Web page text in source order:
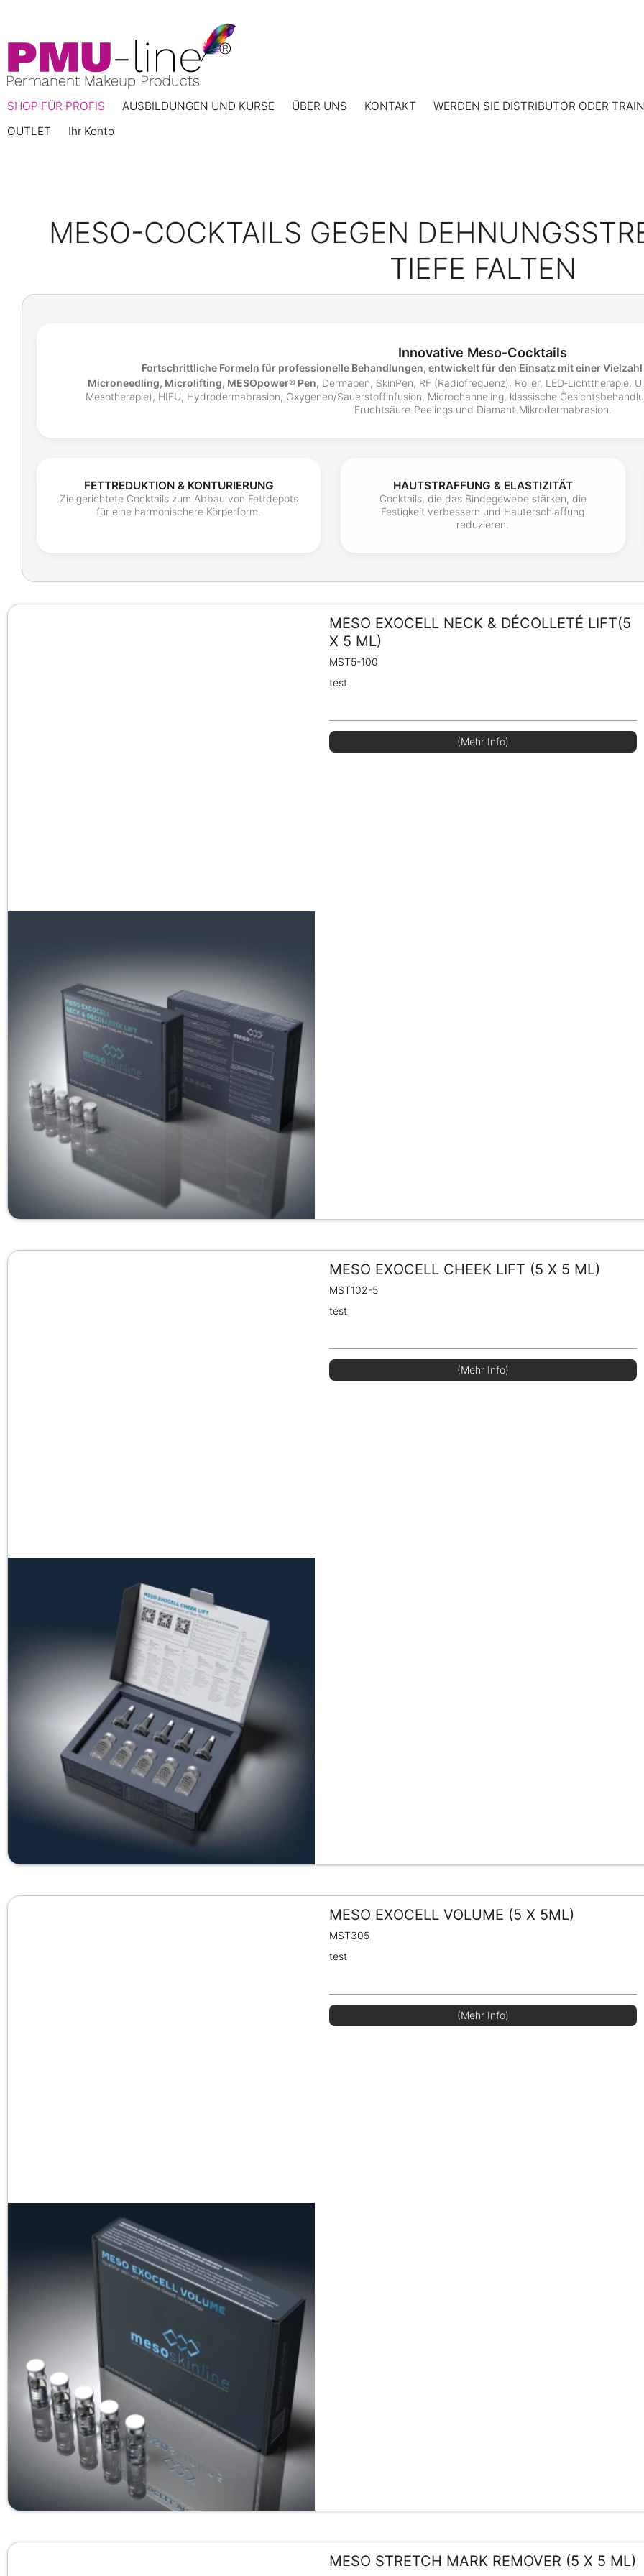
SHOP FÜR PROFIS AUSBILDUNGEN UND KURSE ÜBER UNS KONTAKT WERDEN SIE DISTRIBUTOR ODER
OUTLET
Ihr Konto
MESO-COCKTAILS GEGEN
TIEFE FALTEN
Innovative Meso‑Cocktails
Fortschrittliche Formeln für professionelle Behandlungen, entwickelt für den Einsatz mit einer
Microneedling, Microlifting, MESOpower® Pen, Dermapen, SkinPen, RF (Radiofrequenz), Roller,
Mesotherapie), HIFU, Hydrodermabrasion, Oxygeneo/Sauerstoffinfusion, Microchanneling, klassische
Fruchtsäure‑Peelings und Diamant‑Mikrodermabrasion.
FETTREDUKTION & KONTURIERUNG
Zielgerichtete Cocktails zum Abbau von Fettdepots
für eine harmonischere Körperform.
HAUTSTRAFFUNG & ELASTIZITÄT
Cocktails, die das Bindegewebe stärken, die
Festigkeit verbessern und Hauterschlaffung
reduzieren.
MESO EXOCELL NECK & DÉCOLLETÉ LIFT(5
X 5 ML)
MST5-100
test
(Mehr Info)
MESO EXOCELL CHEEK LIFT (5 X 5 ML)
MST102-5
test
(Mehr Info)
MESO EXOCELL VOLUME (5 X 5ML)
MST305
test
(Mehr Info)
MESO STRETCH MARK REMOVER (5 X 5 ML)